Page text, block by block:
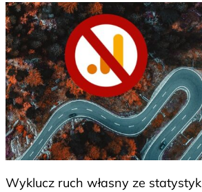
Wyklucz ruch własny ze statystyk
Wyklucz
ruch
własny
ze
statystyk